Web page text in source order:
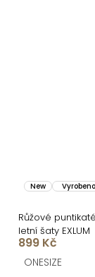
New
Růžové
letní šaty EXLUM
899 Kč
ONESIZE